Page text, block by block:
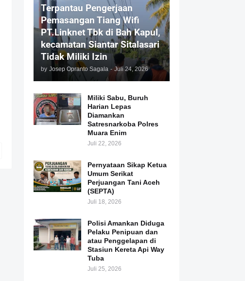
Terpantau Pengerjaan
Pemasangan Tiang Wifi
PT.Linknet Tbk di Bah Kapul,
kecamatan Siantar Sitalasari
Tidak Miliki Izin
by Josep Opranto Sagala - Juli 24, 2026
Miliki Sabu, Buruh
Harian Lepas
Diamankan
Satresnarkoba Polres
Muara Enim
Juli 22, 2026
Pernyataan Sikap Ketua
Umum Serikat
Perjuangan Tani Aceh
(SEPTA)
Juli 18, 2026
Polisi Amankan Diduga
Pelaku Penipuan dan
atau Penggelapan di
Stasiun Kereta Api Way
Tuba
Juli 25, 2026